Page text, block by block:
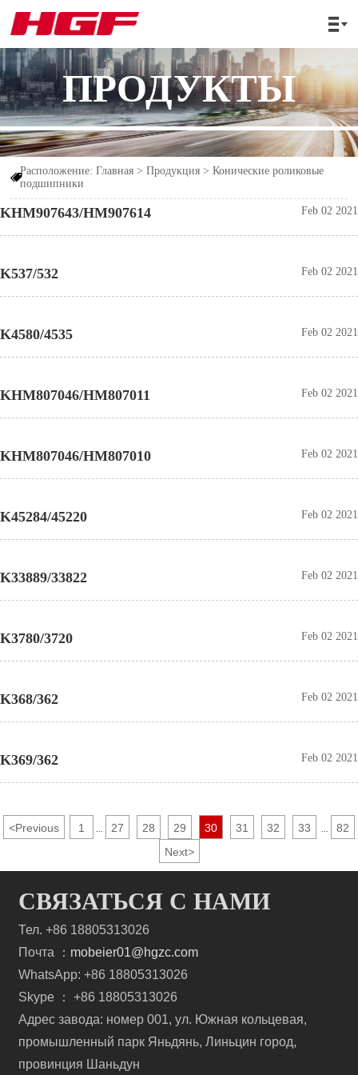

ПРОДУКТЫ

Расположение:Главная >Продукция >Конические роликовые
подшипники
KHM907643/HM907614 Feb 02 2021
K537/532 Feb 02 2021
K4580/4535 Feb 02 2021
KHM807046/HM807011 Feb 02 2021
KHM807046/HM807010 Feb 02 2021
K45284/45220 Feb 02 2021
K33889/33822 Feb 02 2021
K3780/3720 Feb 02 2021
K368/362 Feb 02 2021
K369/362 Feb 02 2021
<Previous 1 27 28 29 30 31 32 33
82
Next>
СВЯЗАТЬСЯ С НАМИ
Тел. +86 18805313026
Почта ： mobeier01@hgzc.com
WhatsApp: +86 18805313026
Skype ： +86 18805313026
Адрес завода: номер 001, ул. Южная кольцевая,
промышленный парк Яньдянь, Линьцин город,
провинция Шаньдун